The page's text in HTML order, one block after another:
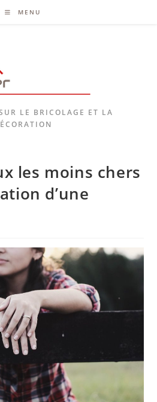
MENU
LE BRICOLAGE ET LA
les moins chers
d’une